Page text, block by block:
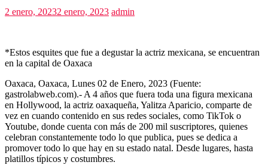
2 enero, 20232 enero, 2023 admin
*Estos esquites que fue a degustar la actriz mexicana, se encuentran
en la capital de Oaxaca
Oaxaca, Oaxaca, Lunes 02 de Enero, 2023 (Fuente:
gastrolabweb.com).- A 4 años que fuera toda una figura mexicana
en Hollywood, la actriz oaxaqueña, Yalitza Aparicio, comparte de
vez en cuando contenido en sus redes sociales, como TikTok o
Youtube, donde cuenta con más de 200 mil suscriptores, quienes
celebran constantemente todo lo que publica, pues se dedica a
promover todo lo que hay en su estado natal. Desde lugares, hasta
platillos típicos y costumbres.